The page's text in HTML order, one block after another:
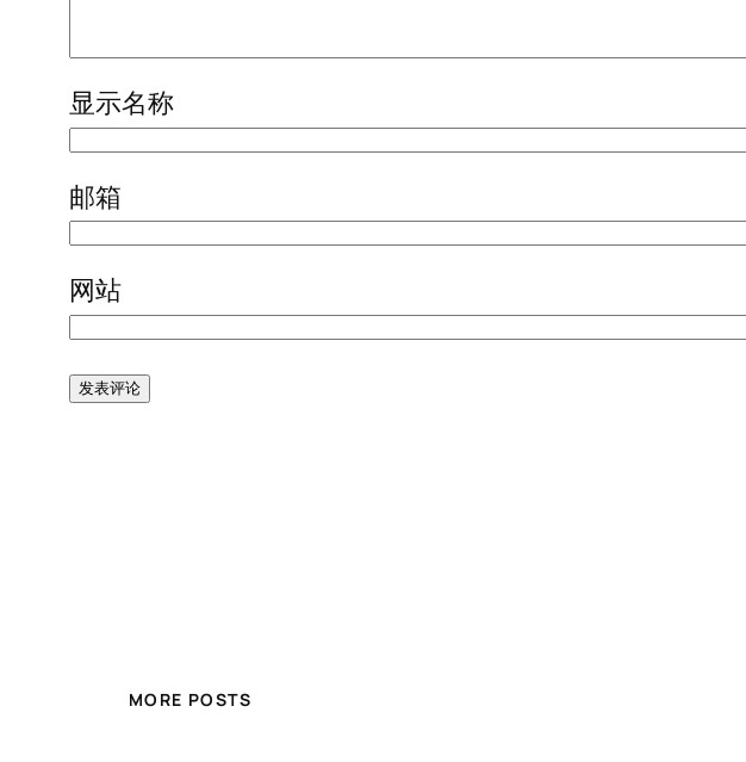
显示名称
邮箱
网站
MORE POSTS